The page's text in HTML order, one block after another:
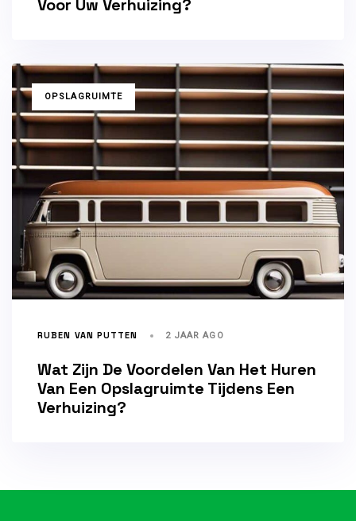
Voor Uw Verhuizing?
TAGSOPSLAGRUIMTE
RUBEN VAN PUTTEN 2 JAAR AGO
Wat Zijn De Voordelen Van Het Huren
Van Een Opslagruimte Tijdens Een
Verhuizing?